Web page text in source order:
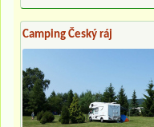
Camping Český ráj